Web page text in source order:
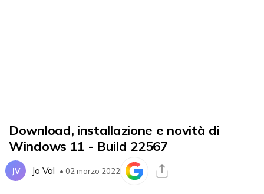
Download, installazione e novità di
Windows 11 - Build 22567
JV Jo Val • 02 marzo 2022